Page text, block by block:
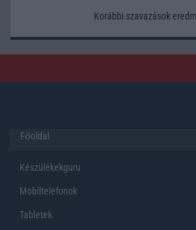
Korábbi szavazások
Főoldal
Készülékekguru
Mobiltelefonok
Tabletek